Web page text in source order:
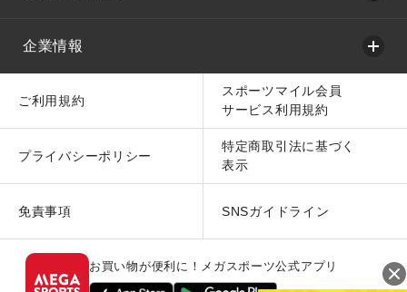
企業情報
ご利用規約
スポーツマイル会員
サービス利用規約
プライバシーポリシー
特定商取引法に基づく
表示
免責事項 SNSガイドライン
お買い物が便利に！メガスポーツ公式アプリ